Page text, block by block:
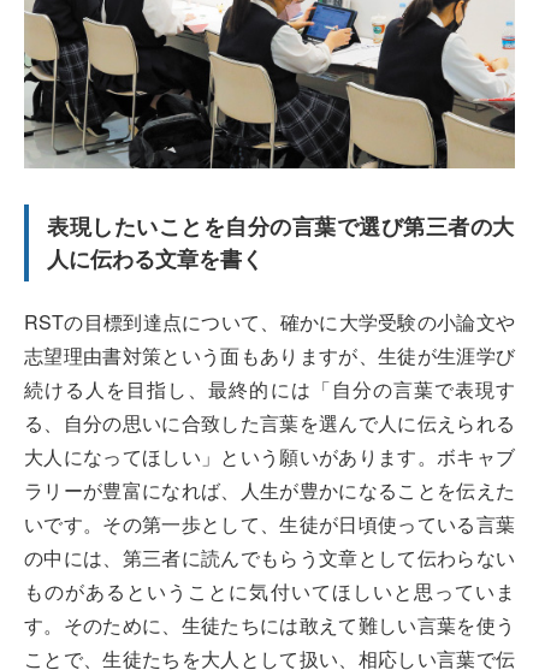
表現したいことを自分の言葉で選び第三者の大
人に伝わる文章を書く
RSTの目標到達点について、確かに大学受験の小論文や
志望理由書対策という面もありますが、生徒が生涯学び
続ける人を目指し、最終的には「自分の言葉で表現す
る、自分の思いに合致した言葉を選んで人に伝えられる
大人になってほしい」という願いがあります。ボキャブ
ラリーが豊富になれば、人生が豊かになることを伝えた
いです。その第一歩として、生徒が日頃使っている言葉
の中には、第三者に読んでもらう文章として伝わらない
ものがあるということに気付いてほしいと思っていま
す。そのために、生徒たちには敢えて難しい言葉を使う
ことで、生徒たちを大人として扱い、相応しい言葉で伝